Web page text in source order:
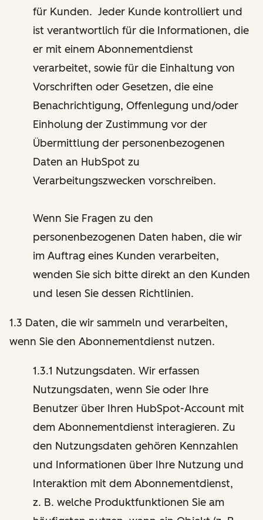
für Kunden. Jeder Kunde kontrolliert und
ist verantwortlich für die Informationen, die
er mit einem Abonnementdienst
verarbeitet, sowie für die Einhaltung von
Vorschriften oder Gesetzen, die eine
Benachrichtigung, Offenlegung und/oder
Einholung der Zustimmung vor der
Übermittlung der personenbezogenen
Daten an HubSpot zu
Verarbeitungszwecken vorschreiben.
Wenn Sie Fragen zu den
personenbezogenen Daten haben, die wir
im Auftrag eines Kunden verarbeiten,
wenden Sie sich bitte direkt an den Kunden
und lesen Sie dessen Richtlinien.
1.3 Daten, die wir sammeln und verarbeiten,
wenn Sie den Abonnementdienst nutzen.
1.3.1 Nutzungsdaten. Wir erfassen
Nutzungsdaten, wenn Sie oder Ihre
Benutzer über Ihren HubSpot-Account mit
dem Abonnementdienst interagieren. Zu
den Nutzungsdaten gehören Kennzahlen
und Informationen über Ihre Nutzung und
Interaktion mit dem Abonnementdienst,
z. B. welche Produktfunktionen Sie am